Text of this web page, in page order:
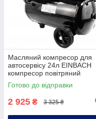
Масляний компресор для
автосервісу 24л EINBACH
компресор повітряний
електричний для
фарбування компресор 24л
Готово до відправки
2 925 ₴ 3 325 ₴